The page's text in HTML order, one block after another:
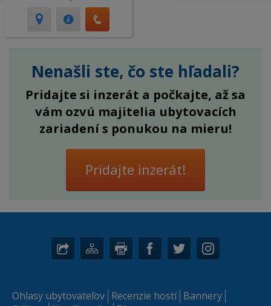
Nenašli ste, čo ste hľadali?
Pridajte si inzerát a počkajte, až sa
vám ozvú majitelia ubytovacích
zariadení s ponukou na mieru!
Pridajte inzerát!
Ohlasy ubytovateľov Recenzie hostí Bannery